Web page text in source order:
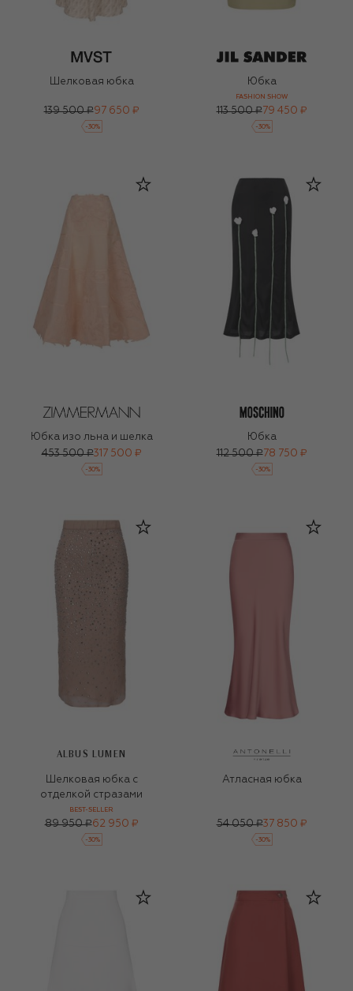
Шелковая юбка
139 500 ₽97 650 ₽
-30%
Юбка
FASHION SHOW
113 500 ₽79 450 ₽
-30%
Юбка изо льна и шелка
453 500 ₽317 500 ₽
-30%
Юбка
112 500 ₽78 750 ₽
-30%
ALBUS LUMEN
Шелковая юбка с
отделкой стразами
BEST-SELLER
89 950 ₽62 950 ₽
-30%
Атласная юбка
54 050 ₽37 850 ₽
-30%